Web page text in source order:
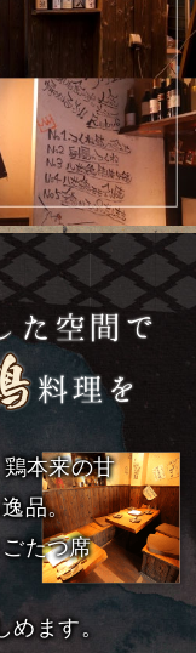
本来の甘
品。
たつ席
ます。